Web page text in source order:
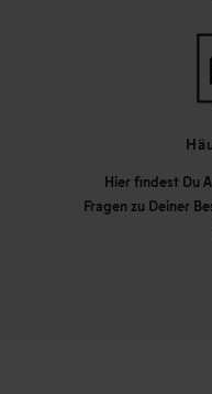
Hier findest Du
Fragen zu Deiner